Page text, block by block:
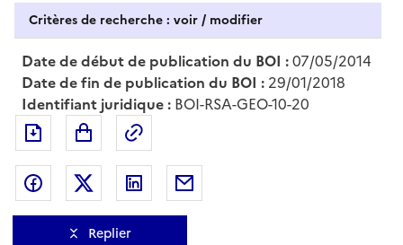
Critères de recherche : voir / modifier
Date de début de publication du BOI :07/05/2014
Date de fin de publication du BOI : 29/01/2018
Identifiant juridique : BOI-RSA-GEO-10-20
Exporter le document au format pdf
Partager sur Facebook
Partager sur Twitter
Partager sur LinkedIn
Replier